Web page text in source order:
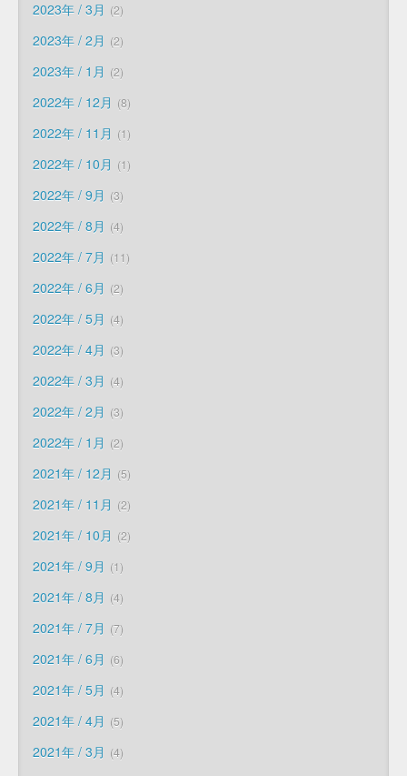
2023年 / 3月 2
2023年 / 2月 2
2023年 / 1月 2
2022年 / 12月 8
2022年 / 11月 1
2022年 / 10月 1
2022年 / 9月 3
2022年 / 8月 4
2022年 / 7月 11
2022年 / 6月 2
2022年 / 5月 4
2022年 / 4月 3
2022年 / 3月 4
2022年 / 2月 3
2022年 / 1月 2
2021年 / 12月 5
2021年 / 11月 2
2021年 / 10月 2
2021年 / 9月 1
2021年 / 8月 4
2021年 / 7月 7
2021年 / 6月 6
2021年 / 5月 4
2021年 / 4月 5
2021年 / 3月 4